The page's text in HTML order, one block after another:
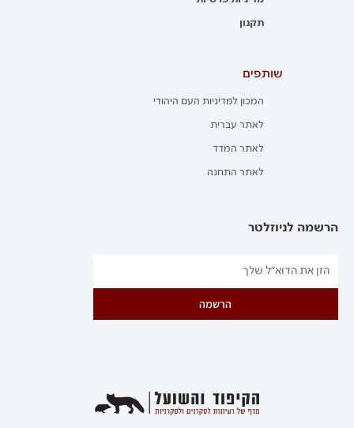
תקנון
שותפים
המכון למדיניות העם היהודי
לאתר עברית
לאתר המדד
לאתר התחנה
הרשמה לניוזלטר
הרשמה